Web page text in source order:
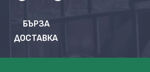
БЪРЗА
ДОСТАВКА